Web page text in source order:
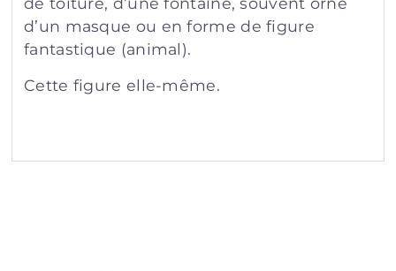
d’un masque ou en forme de figure
fantastique (animal).
Cette figure elle-même.